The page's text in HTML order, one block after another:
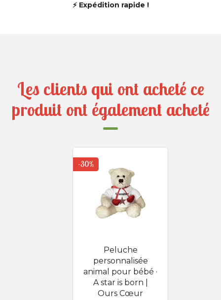
⚡ Expédition rapide !
Les clients qui ont acheté ce
produit ont également acheté
-30%
Peluche
personnalisée
animal pour bébé ·
A star is born |
Ours Cœur